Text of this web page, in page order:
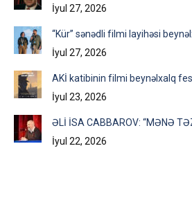
İyul 27, 2026
“Kür” sənədli filmi layihəsi
İyul 27, 2026
AKİ katibinin filmi beynəlxalq
İyul 23, 2026
ƏLİ İSA CABBAROV: “MƏNƏ
İyul 22, 2026